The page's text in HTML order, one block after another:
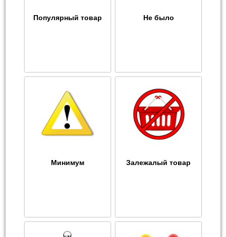
Популярный товар Не было
Минимум Залежалый товар